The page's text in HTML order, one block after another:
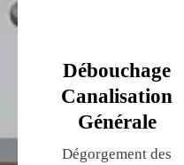
Débouchage
Canalisation
Générale
Dégorgement des